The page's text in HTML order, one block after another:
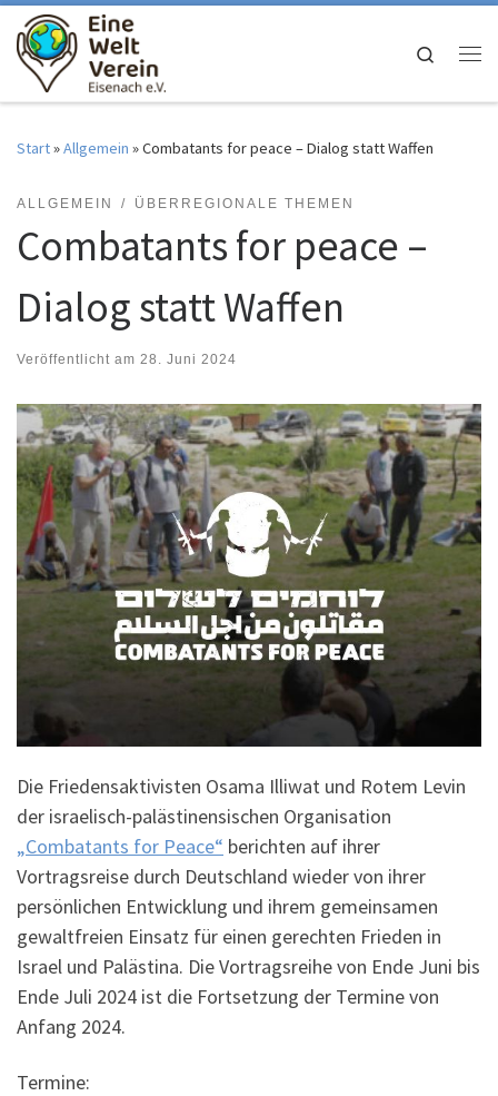
Zum Inhalt springen
Search
Start»Allgemein »Combatants for peace – Dialog statt Waffen
ALLGEMEIN ÜBERREGIONALE THEMEN
Combatants for peace –
Dialog statt Waffen
Veröffentlicht am 28. Juni 2024
Die Friedensaktivisten Osama Illiwat und Rotem Levin
der israelisch-palästinensischen Organisation
„Combatants for Peace“ berichten auf ihrer
Vortragsreise durch Deutschland wieder von ihrer
persönlichen Entwicklung und ihrem gemeinsamen
gewaltfreien Einsatz für einen gerechten Frieden in
Israel und Palästina. Die Vortragsreihe von Ende Juni bis
Ende Juli 2024 ist die Fortsetzung der Termine von
Anfang 2024.
Termine: